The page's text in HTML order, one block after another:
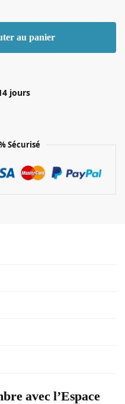
au panier
jours
Sécurisé
avec l’Espace